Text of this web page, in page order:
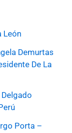
León
Demurtas
De La
Porta –